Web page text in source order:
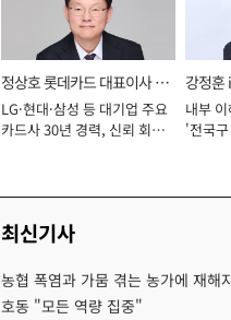
정상호 롯데카드 대표이사 사
장
LG·현대·삼성 등 대기업 주요
카드사 30년 경력, 신뢰 회복
강정훈
내부
'전국
최신기사
농협 폭염과 가뭄 겪는 농가에 재해
호동 "모든 역량 집중"